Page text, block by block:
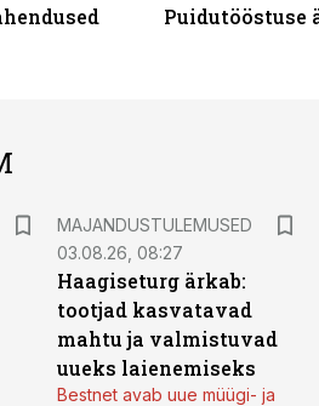
Puidutööstuse
MAJANDUSTULEMUSED
03.08.26, 08:27
Haagiseturg ärkab:
tootjad kasvatavad
mahtu ja valmistuvad
uueks laienemiseks
Bestnet avab uue müügi- ja